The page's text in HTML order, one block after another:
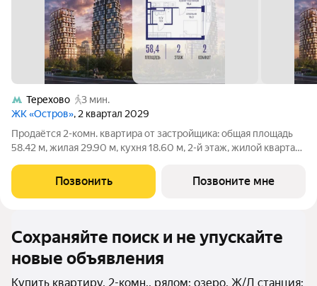
Терехово
3 мин.
ЖК «Остров», 2 квартал 2029
Продаётся 2-комн. квартира от застройщика: общая площадь
58.42 м, жилая 29.90 м, кухня 18.60 м, 2-й этаж, жилой квартал
года. 2 совмещенных санузла. Квартира расположена в
Доходном доме,
Позвонить Позвоните мне
Сохраняйте поиск и не упускайте
новые объявления
Купить квартиру, 2-комн., рядом: озеро, Ж/Д станция: